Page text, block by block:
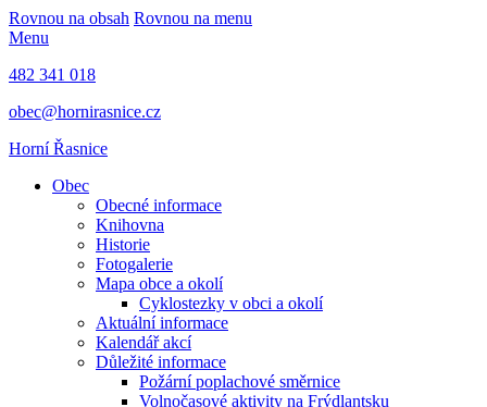
Rovnou na obsah Rovnou na menu
Menu
482 341 018
obec@hornirasnice.cz
Horní Řasnice
Obec
Obecné informace
Knihovna
Historie
Fotogalerie
Mapa obce a okolí
Cyklostezky v obci a okolí
Aktuální informace
Kalendář akcí
Důležité informace
Požární poplachové směrnice
Volnočasové aktivity na Frýdlantsku